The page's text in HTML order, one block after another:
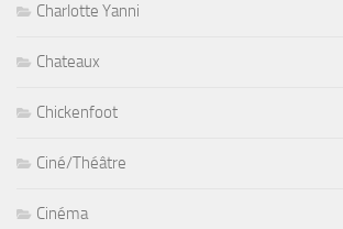
Charlotte Yanni
Chateaux
Chickenfoot
Ciné/Théâtre
Cinéma